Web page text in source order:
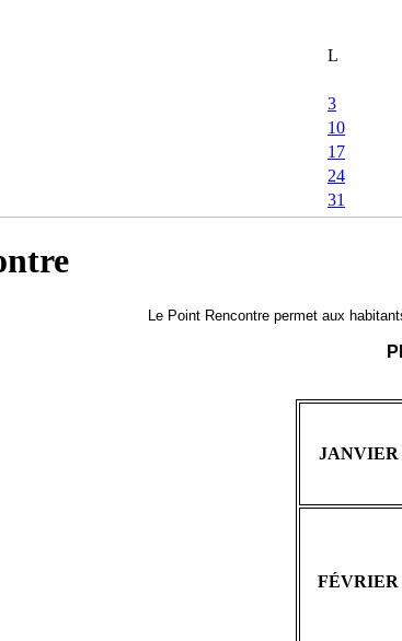
L
3
10
17
24
31
Le Point Rencontre permet aux
JANVIER
FÉVRIER